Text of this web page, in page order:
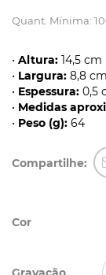
Quant. Mínima:
• Altura: 14,5 cm
• Largura: 8,8 cm
• Espessura: 0,5
• Medidas
• Peso (g): 64
Compartilhe:
Cor